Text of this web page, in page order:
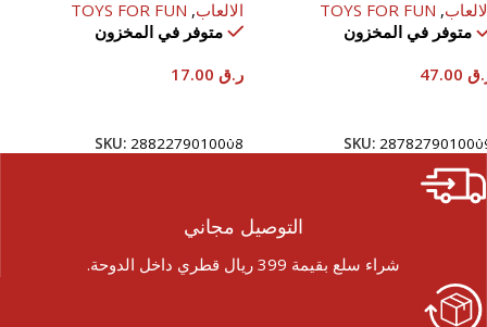
,
TOYS FOR FUN
متوفر في المخزون
SKU:
الالعاب,
TOYS FOR FUN
متوفر في المخزون
ر.ق
SKU: 2882279010008
التوصيل مجاني
شراء سلع بقيمة 399 ريال قطري داخل الدوحة.